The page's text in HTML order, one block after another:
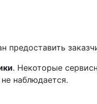
предоставить
. Некоторые
наблюдается.